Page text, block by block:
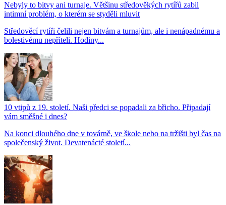
Nebyly to bitvy ani turnaje. Většinu středověkých rytířů zabil
intimní problém, o kterém se styděli mluvit
Středověcí rytíři čelili nejen bitvám a turnajům, ale i nenápadnému a
bolestivému nepříteli. Hodiny...
10 vtipů z 19. století. Naši předci se popadali za břicho. Připadají
vám směšné i dnes?
Na konci dlouhého dne v továrně, ve škole nebo na tržišti byl čas na
společenský život. Devatenácté století...